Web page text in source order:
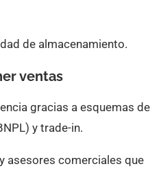
de almacenamiento.
ventas
gracias a esquemas de
y trade-in.
asesores comerciales que